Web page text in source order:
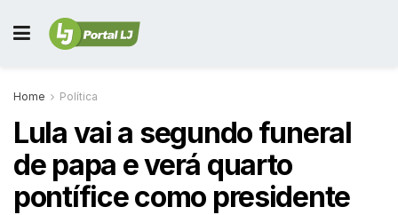
Home Política
Lula vai a segundo funeral
de papa e verá quarto
pontífice como presidente